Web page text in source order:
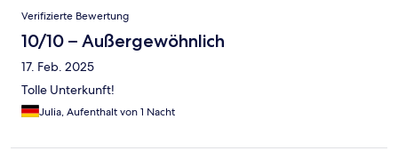
Verifizierte Bewertung
10/10 – Außergewöhnlich
17. Feb. 2025
Tolle Unterkunft!
Julia, Aufenthalt von 1 Nacht